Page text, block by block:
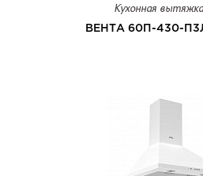
Кухонная
ВЕНТА 60П-430-